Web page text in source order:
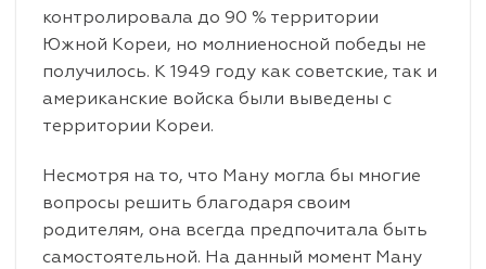
контролировала до 90 % территории
Южной Кореи, но молниеносной победы не
получилось. К 1949 году как советские, так и
американские войска были выведены с
территории Кореи.
Несмотря на то, что Ману могла бы многие
вопросы решить благодаря своим
родителям, она всегда предпочитала быть
самостоятельной. На данный момент Ману